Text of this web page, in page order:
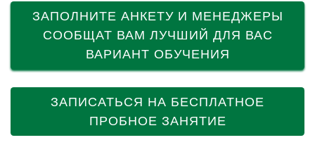
ЗАПОЛНИТЕ АНКЕТУ И МЕНЕДЖЕРЫ
СООБЩАТ ВАМ ЛУЧШИЙ ДЛЯ ВАС
ВАРИАНТ ОБУЧЕНИЯ
ЗАПИСАТЬСЯ НА БЕСПЛАТНОЕ
ПРОБНОЕ ЗАНЯТИЕ